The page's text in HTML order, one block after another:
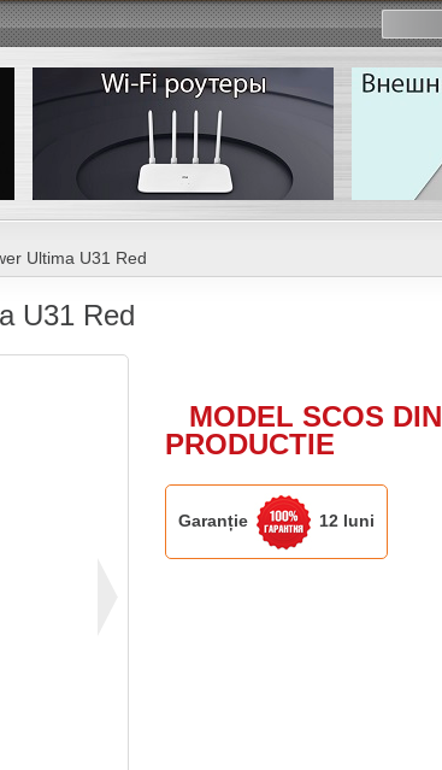
Ultima U31 Red
U31 Red
MODEL SCOS DIN
PRODUCTIE
Garanție 12 luni